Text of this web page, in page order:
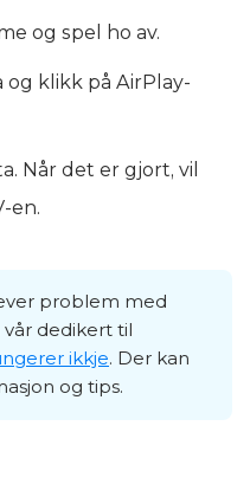
og spel ho av.
og klikk på AirPlay-
Når det er gjort, vil
en.
problem med
vår dedikert til
ikkje. Der kan
og tips.